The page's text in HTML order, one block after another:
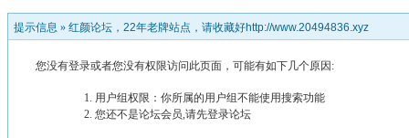
提示信息 » 红颜论坛，22年老牌站点，请收藏好http://www.20494836.xyz
您没有登录或者您没有权限访问此页面，可能有如下几个原因:
用户组权限：你所属的用户组不能使用搜索功能
您还不是论坛会员,请先登录论坛